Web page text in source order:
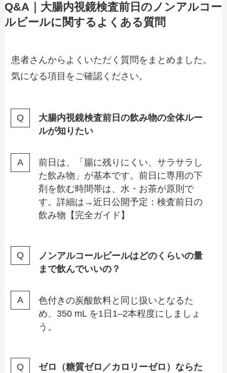
Q&A｜大腸内視鏡検査前日のノンアルコー
ルビールに関するよくある質問
患者さんからよくいただく質問をまとめました。
気になる項目をご確認ください。
大腸内視鏡検査前日の飲み物の全体ルー
ルが知りたい
前日は、「腸に残りにくい、サラサラし
た飲み物」が基本です。前日に専用の下
剤を飲む時間帯は、水・お茶が原則で
す。詳細は→近日公開予定：検査前日の
飲み物【完全ガイド】
ノンアルコールビールはどのくらいの量
まで飲んでいいの？
色付きの炭酸飲料と同じ扱いとなるた
め、350 mL を1日1–2本程度にしましょ
う。
ゼロ（糖質ゼロ／カロリーゼロ）ならた